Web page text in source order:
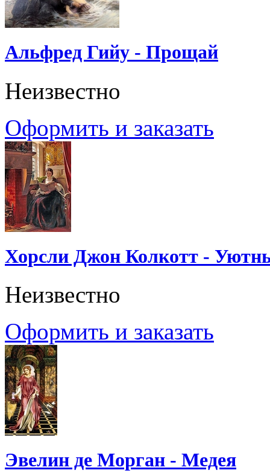
Альфред Гийу - Прощай
Неизвестно
Оформить и заказать
Хорсли Джон Колкотт -
Неизвестно
Оформить и заказать
Эвелин де Морган - Медея